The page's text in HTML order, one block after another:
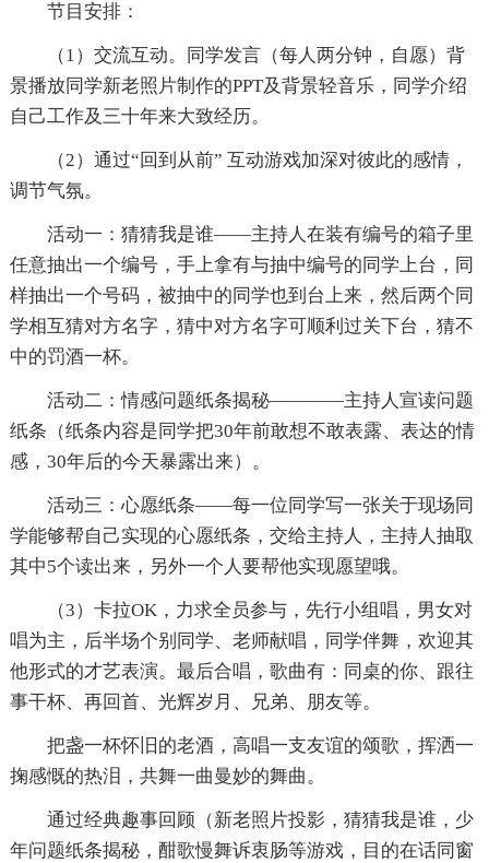
节目安排：
（1）交流互动。同学发言（每人两分钟，自愿）背
景播放同学新老照片制作的PPT及背景轻音乐，同学介绍
自己工作及三十年来大致经历。
（2）通过“回到从前” 互动游戏加深对彼此的感情，
调节气氛。
活动一：猜猜我是谁——主持人在装有编号的箱子里
任意抽出一个编号，手上拿有与抽中编号的同学上台，同
样抽出一个号码，被抽中的同学也到台上来，然后两个同
学相互猜对方名字，猜中对方名字可顺利过关下台，猜不
中的罚酒一杯。
活动二：情感问题纸条揭秘————主持人宣读问题
纸条（纸条内容是同学把30年前敢想不敢表露、表达的情
感，30年后的今天暴露出来）。
活动三：心愿纸条——每一位同学写一张关于现场同
学能够帮自己实现的心愿纸条，交给主持人，主持人抽取
其中5个读出来，另外一个人要帮他实现愿望哦。
（3）卡拉OK，力求全员参与，先行小组唱，男女对
唱为主，后半场个别同学、老师献唱，同学伴舞，欢迎其
他形式的才艺表演。最后合唱，歌曲有：同桌的你、跟往
事干杯、再回首、光辉岁月、兄弟、朋友等。
把盏一杯怀旧的老酒，高唱一支友谊的颂歌，挥洒一
掬感慨的热泪，共舞一曲曼妙的舞曲。
通过经典趣事回顾（新老照片投影，猜猜我是谁，少
年问题纸条揭秘，酣歌慢舞诉衷肠等游戏，目的在话同窗